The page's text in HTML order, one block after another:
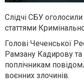
Слідчі СБУ
статтями
Голові Чеченської
Рамзану Кадирову
поплічникам
воєнних злочинів.